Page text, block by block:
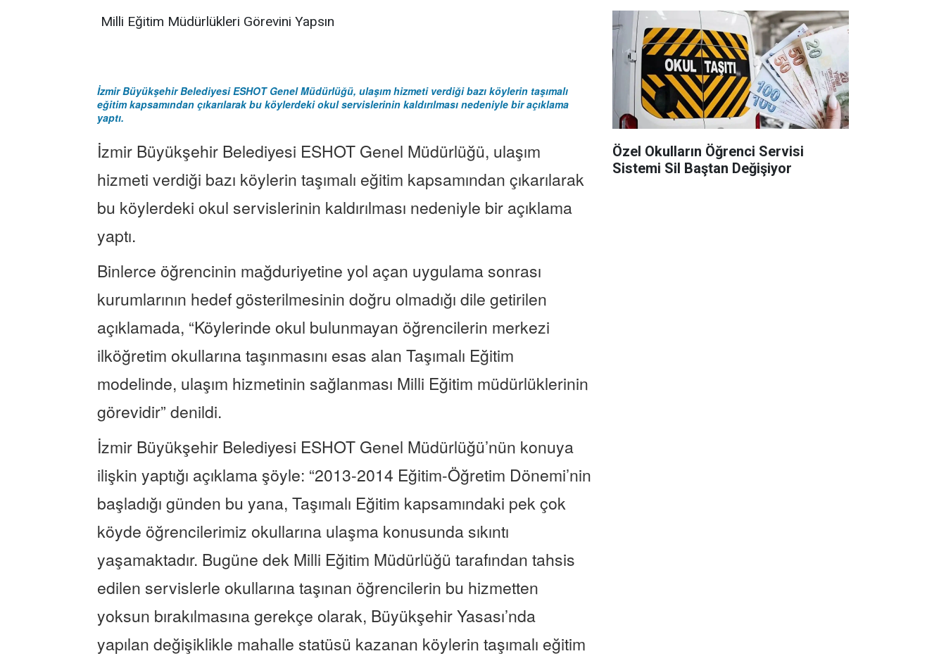
Milli Eğitim Müdürlükleri Görevini Yapsın
İzmir Büyükşehir Belediyesi ESHOT Genel Müdürlüğü, ulaşım hizmeti verdiği bazı köylerin taşımalı
eğitim kapsamından çıkarılarak bu köylerdeki okul servislerinin kaldırılması nedeniyle bir açıklama
yaptı.
İzmir Büyükşehir Belediyesi ESHOT Genel Müdürlüğü, ulaşım
hizmeti verdiği bazı köylerin taşımalı eğitim kapsamından çıkarılarak
bu köylerdeki okul servislerinin kaldırılması nedeniyle bir açıklama
yaptı.
Binlerce öğrencinin mağduriyetine yol açan uygulama sonrası
kurumlarının hedef gösterilmesinin doğru olmadığı dile getirilen
açıklamada, “Köylerinde okul bulunmayan öğrencilerin merkezi
ilköğretim okullarına taşınmasını esas alan Taşımalı Eğitim
modelinde, ulaşım hizmetinin sağlanması Milli Eğitim müdürlüklerinin
görevidir” denildi.
İzmir Büyükşehir Belediyesi ESHOT Genel Müdürlüğü’nün konuya
ilişkin yaptığı açıklama şöyle: “2013-2014 Eğitim-Öğretim Dönemi’nin
başladığı günden bu yana, Taşımalı Eğitim kapsamındaki pek çok
köyde öğrencilerimiz okullarına ulaşma konusunda sıkıntı
yaşamaktadır. Bugüne dek Milli Eğitim Müdürlüğü tarafından tahsis
edilen servislerle okullarına taşınan öğrencilerin bu hizmetten
yoksun bırakılmasına gerekçe olarak, Büyükşehir Yasası’nda
yapılan değişiklikle mahalle statüsü kazanan köylerin taşımalı eğitim
Özel Okulların Öğrenci Servisi
Sistemi Sil Baştan Değişiyor